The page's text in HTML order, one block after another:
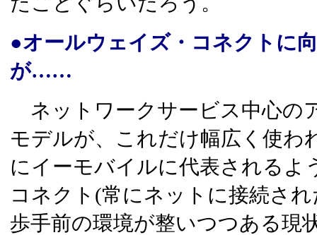
●オールウェイズ・コネクトに
が……
ネットワークサービス中心の
モデルが、これだけ幅広く使わ
にイーモバイルに代表されるよ
コネクト(常にネットに接続さ
歩手前の環境が整いつつある現